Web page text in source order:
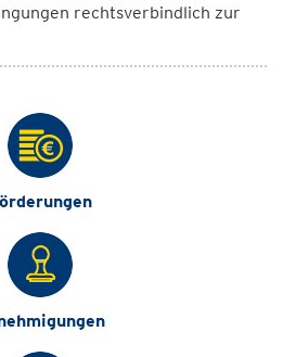
rechtsverbindlich zur